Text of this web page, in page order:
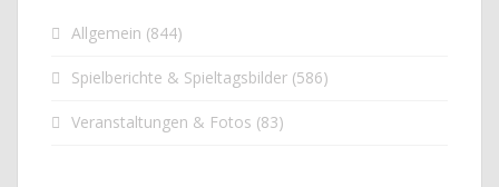
Allgemein (844)
Spielberichte & Spieltagsbilder (586)
Veranstaltungen & Fotos (83)